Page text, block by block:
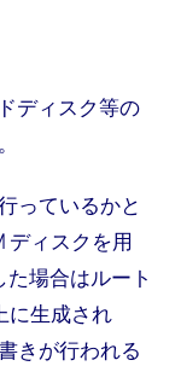
ディスク等の
っているかと
ディスクを用
場合はルート
に生成され
きが行われる